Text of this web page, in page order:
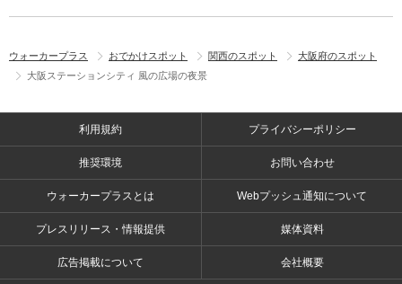
ウォーカープラス おでかけスポット 関西のスポット
大阪府のスポット
大阪ステーションシティ 風の広場の夜景
利用規約 プライバシーポリシー
推奨環境 お問い合わせ
ウォーカープラスとは Webプッシュ通知について
プレスリリース・情報提供 媒体資料
広告掲載について 会社概要